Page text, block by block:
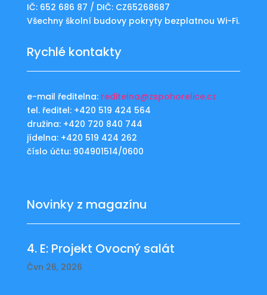
IČ: 652 686 87 / DIČ: CZ65268687
Všechny školní budovy pokryty bezplatnou Wi-Fi.
Rychlé kontakty
e-mail ředitelna: reditelna@zspohorelice.cz
tel. ředitel: +420 519 424 564
družina: +420 720 840 744
jídelna: +420 519 424 262
číslo účtu: 904901514/0600
Novinky z magazínu
4. E: Projekt Ovocný salát
Čvn 26, 2026